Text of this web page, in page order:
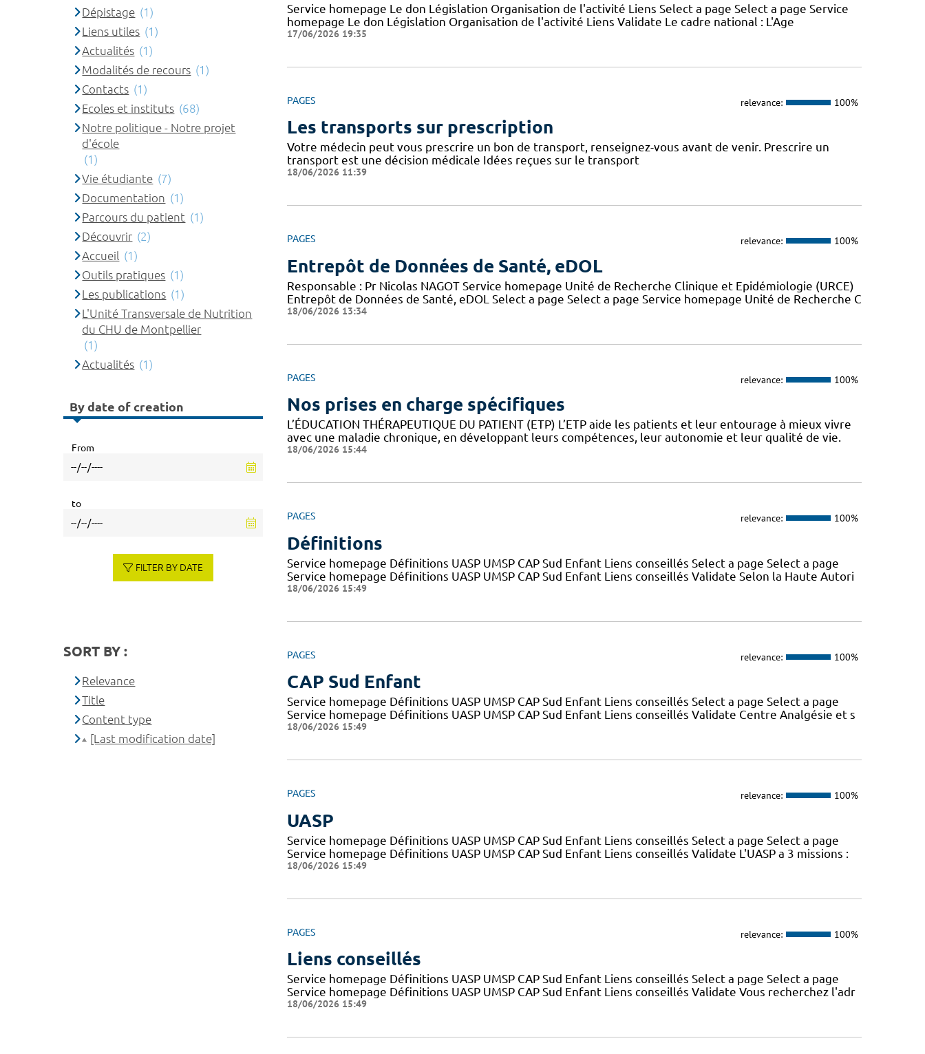
Service homepage Le don Législation Organisation de l'activité Liens Select a page Select a page Service
homepage Le don Législation Organisation de l'activité Liens Validate Le cadre national : L'Age
17/06/2026 19:35
PAGES relevance: 100%
Les transports sur prescription
Votre médecin peut vous prescrire un bon de transport, renseignez-vous avant de venir. Prescrire un
transport est une décision médicale Idées reçues sur le transport
18/06/2026 11:39
PAGES relevance: 100%
Entrepôt de Données de Santé, eDOL
Responsable : Pr Nicolas NAGOT Service homepage Unité de Recherche Clinique et Epidémiologie (URCE)
Entrepôt de Données de Santé, eDOL Select a page Select a page Service homepage Unité de Recherche C
18/06/2026 13:34
PAGES relevance: 100%
Nos prises en charge spécifiques
L’ÉDUCATION THÉRAPEUTIQUE DU PATIENT (ETP) L’ETP aide les patients et leur entourage à mieux vivre
avec une maladie chronique, en développant leurs compétences, leur autonomie et leur qualité de vie.
18/06/2026 15:44
PAGES relevance: 100%
Définitions
Service homepage Définitions UASP UMSP CAP Sud Enfant Liens conseillés Select a page Select a page
Service homepage Définitions UASP UMSP CAP Sud Enfant Liens conseillés Validate Selon la Haute Autori
18/06/2026 15:49
PAGES relevance: 100%
CAP Sud Enfant
Service homepage Définitions UASP UMSP CAP Sud Enfant Liens conseillés Select a page Select a page
Service homepage Définitions UASP UMSP CAP Sud Enfant Liens conseillés Validate Centre Analgésie et s
18/06/2026 15:49
PAGES relevance: 100%
UASP
Service homepage Définitions UASP UMSP CAP Sud Enfant Liens conseillés Select a page Select a page
Service homepage Définitions UASP UMSP CAP Sud Enfant Liens conseillés Validate L'UASP a 3 missions :
18/06/2026 15:49
PAGES relevance: 100%
Liens conseillés
Service homepage Définitions UASP UMSP CAP Sud Enfant Liens conseillés Select a page Select a page
Service homepage Définitions UASP UMSP CAP Sud Enfant Liens conseillés Validate Vous recherchez l'adr
18/06/2026 15:49
Dépistage (1)
Liens utiles (1)
Actualités (1)
Modalités de recours (1)
Contacts (1)
Ecoles et instituts (68)
Notre politique - Notre projet
d'école
(1)
Vie étudiante (7)
Documentation (1)
Parcours du patient (1)
Découvrir (2)
Accueil (1)
Outils pratiques (1)
Les publications (1)
L'Unité Transversale de Nutrition
du CHU de Montpellier
(1)
Actualités (1)
By date of creation
From
to
FILTER BY DATE
SORT BY :
Relevance
Title
Content type
[Last modification date]